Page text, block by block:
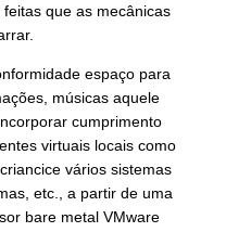
que as mecânicas
espaço para
músicas aquele
cumprimento
virtuais locais como
vários sistemas
etc., a partir de uma
bare metal VMware